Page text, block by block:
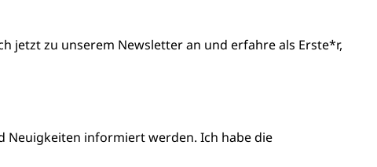
jetzt zu unserem Newsletter an und erfahre als Erste*r,
Neuigkeiten informiert werden. Ich habe die